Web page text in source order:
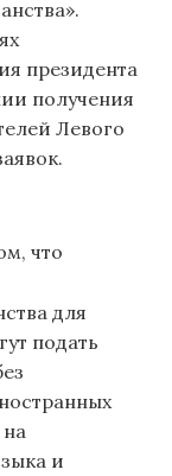
президента
получения
Левого
что
для
подать
и